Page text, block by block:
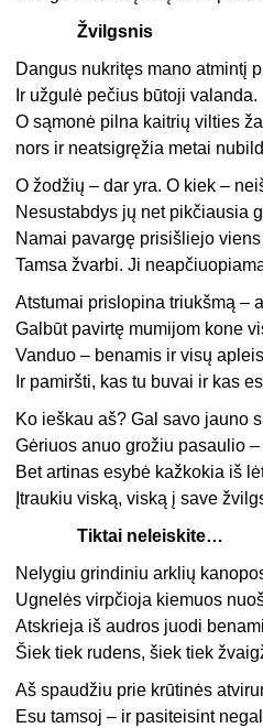
Žvilgsnis
Dangus nukritęs mano atmintį
Ir užgulė pečius būtoji valanda.
O sąmonė pilna kaitrių vilties
nors ir neatsigręžia metai
O žodžių – dar yra. O kiek –
Nesustabdys jų net pikčiausia
Namai pavargę prisišliejo
Tamsa žvarbi. Ji
Atstumai prislopina triukšmą –
Galbūt pavirtę mumijom kone
Vanduo – benamis ir visų
Ir pamiršti, kas tu buvai ir kas
Ko ieškau aš? Gal savo jauno
Gėriuos anuo grožiu pasaulio
Bet artinas esybė kažkokia iš
Įtraukiu viską, viską į save
Tiktai neleiskite…
Nelygiu grindiniu arklių
Ugnelės virpčioja kiemuos
Atskrieja iš audros juodi
Šiek tiek rudens, šiek tiek
Aš spaudžiu prie krūtinės
Esu tamsoj – ir pasiteisint